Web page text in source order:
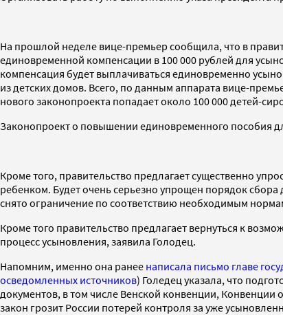
На прошлой неделе вице-премьер сообщила, что в
единовременной компенсации в 100 000 рублей для
компенсация будет выплачиваться единовременно
из детских домов. Всего, по данным аппарата вице-
нового законопроекта попадает около 100 000 детей-
Законопроект о повышении единовременного пособия
Кроме того, правительство предлагает существенно
ребенком. Будет очень серьезно упрощен порядок
снято ограничение по соответствию необходимым
Кроме того правительство предлагает вернуться к
процесс усыновления, заявила Голодец.
Напомним, именно она ранее написала письмо главе
осведомленных источников) Голедец указала, что
документов, в том числе Венской конвенции,
закон грозит России потерей контроля за уже